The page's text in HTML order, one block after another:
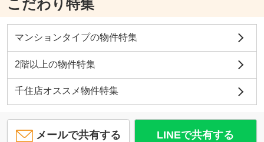
こだわり特集
マンションタイプの物件特集
2階以上の物件特集
千住店オススメ物件特集
メールで共有する LINEで共有する